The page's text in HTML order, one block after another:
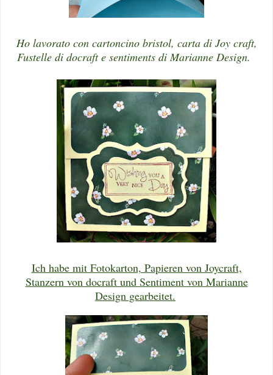
Ho lavorato con cartoncino bristol, carta di Joy craft,
Fustelle di docraft e sentiments di Marianne Design.
Ich habe mit Fotokarton, Papieren von Joycraft,
Stanzern von docraft und Sentiment von Marianne
Design gearbeitet.